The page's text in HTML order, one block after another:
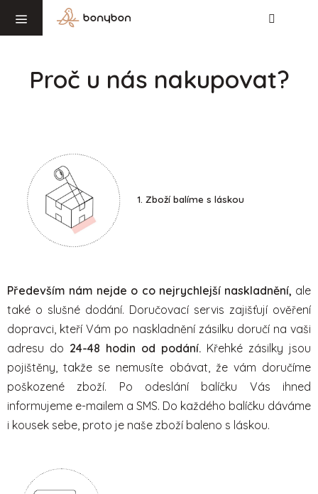
obsah
Proč u nás nakupovat?
1. Zboží balíme s láskou
Především nám nejde o co nejrychlejší naskladnění, ale
také o slušné dodání. Doručovací servis zajišťují ověření
dopravci, kteří Vám po naskladnění zásilku doručí na vaši
adresu do 24-48 hodin od podání. Křehké zásilky jsou
pojištěny, takže se nemusíte obávat, že vám doručíme
poškozené zboží. Po odeslání balíčku Vás ihned
informujeme e-mailem a SMS. Do každého balíčku dáváme
i kousek sebe, proto je naše zboží baleno s láskou.